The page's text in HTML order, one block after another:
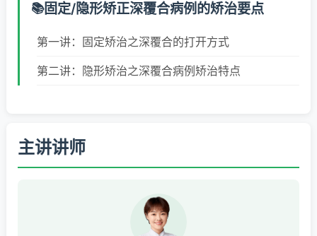
固定/隐形矫正深覆合病例的矫治要点
第一讲：固定矫治之深覆合的打开方式
第二讲：隐形矫治之深覆合病例矫治特点
主讲讲师